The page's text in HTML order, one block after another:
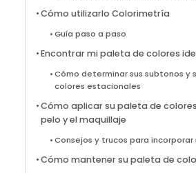
Cómo utilizarlo Colorimetría
Guía paso a paso
Encontrar mi paleta de colores
Cómo determinar sus subtonos y
colores estacionales
Cómo aplicar su paleta de
pelo y el maquillaje
Consejos y trucos para incorporar
Cómo mantener su paleta de